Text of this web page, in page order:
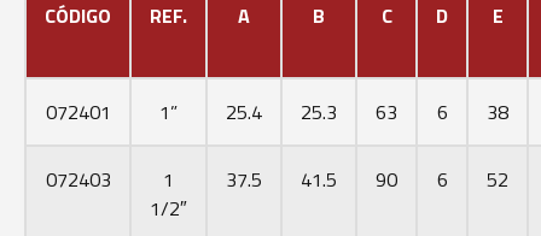
CÓDIGO REF. A B C D E
072401 1” 25.4 25.3 63 6 38
072403
1
1/2″
37.5 41.5 90 6 52